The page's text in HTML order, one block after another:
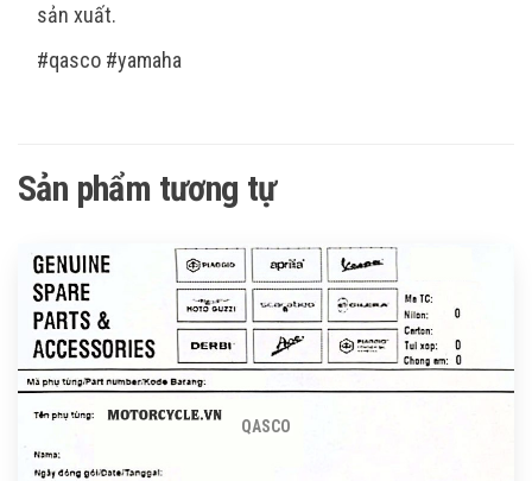
sản xuất.
#qasco #yamaha
Sản phẩm tương tự
QASCO